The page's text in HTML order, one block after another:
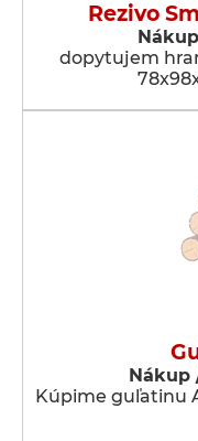
Rezivo
dopytujem
Nákup
Kúpime guľatinu